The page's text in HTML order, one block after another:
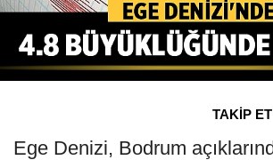
TAKİP ET
Ege Denizi, Bodrum